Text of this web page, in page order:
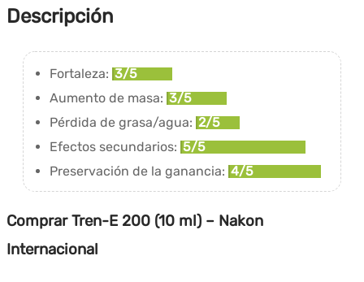
Descripción
Fortaleza: 3/5
Aumento de masa: 3/5
Pérdida de grasa/agua: 2/5
Efectos secundarios: 5/5
Preservación de la ganancia: 4/5
Comprar Tren-E 200 (10 ml) – Nakon
Internacional